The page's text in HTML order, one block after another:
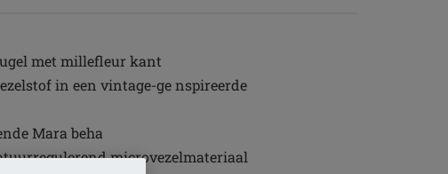
met millefleur kant
in een vintage-ge nspireerde
Mara beha
microvezelmateriaal